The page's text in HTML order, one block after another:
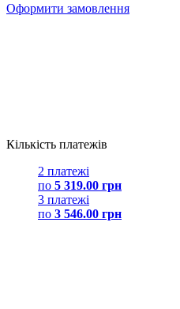
Оформити замовлення
Кількість платежів
2 платежі
по 5 319.00 грн
3 платежі
по 3 546.00 грн